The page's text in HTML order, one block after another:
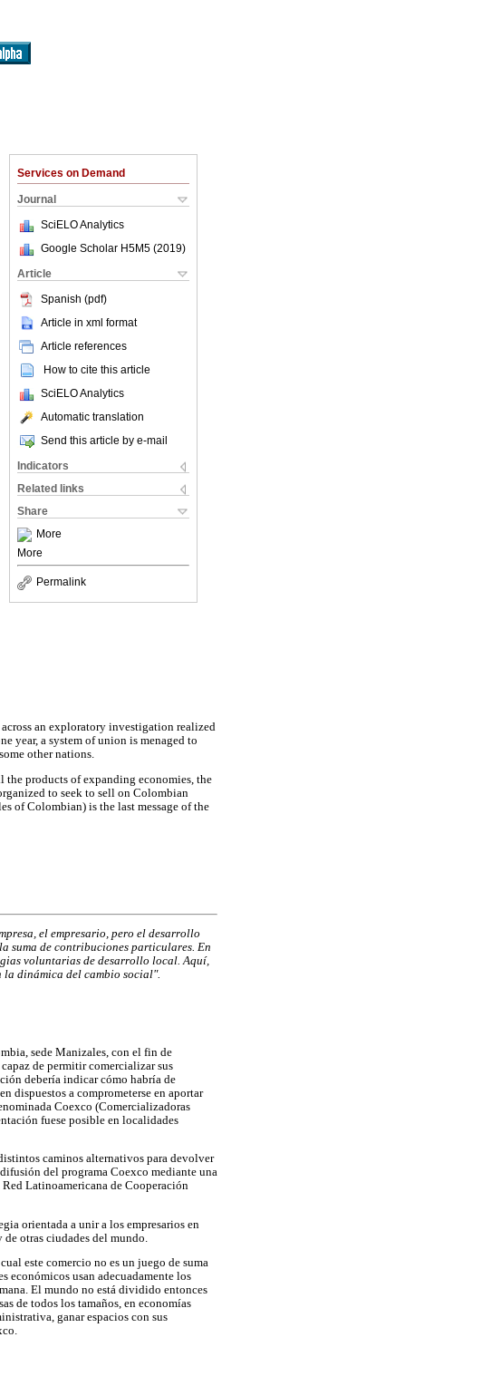
Services on Demand
Journal
SciELO Analytics
Google Scholar H5M5 (2019)
Article
Spanish (pdf)
Article in xml format
Article references
How to cite this article
SciELO Analytics
Automatic translation
Send this article by e-mail
Indicators
Related links
Share
More
More
Permalink
an exploratory investigation realized
year, a system of union is menaged to
other nations.
the products of expanding economies, the
to seek to sell on Colombian
of Colombian) is the last message of the
el empresario, pero el desarrollo
suma de contribuciones particulares. En
voluntarias de desarrollo local. Aquí,
dinámica del cambio social".
sede Manizales, con el fin de
de permitir comercializar sus
debería indicar cómo habría de
dispuestos a comprometerse en aportar
Coexco (Comercializadoras
fuese posible en localidades
caminos alternativos para devolver
del programa Coexco mediante una
Latinoamericana de Cooperación
orientada a unir a los empresarios en
otras ciudades del mundo.
este comercio no es un juego de suma
económicos usan adecuadamente los
El mundo no está dividido entonces
de todos los tamaños, en economías
ganar espacios con sus